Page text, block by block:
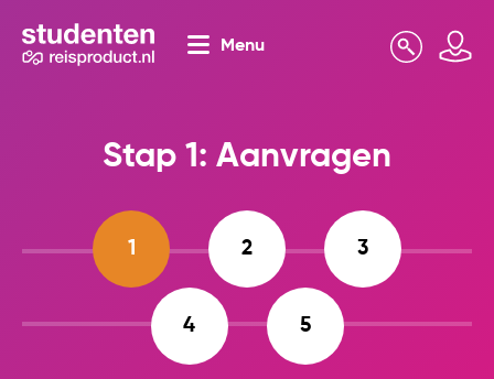
Menu
Stap 1: Aanvragen
1 2 3
4 5